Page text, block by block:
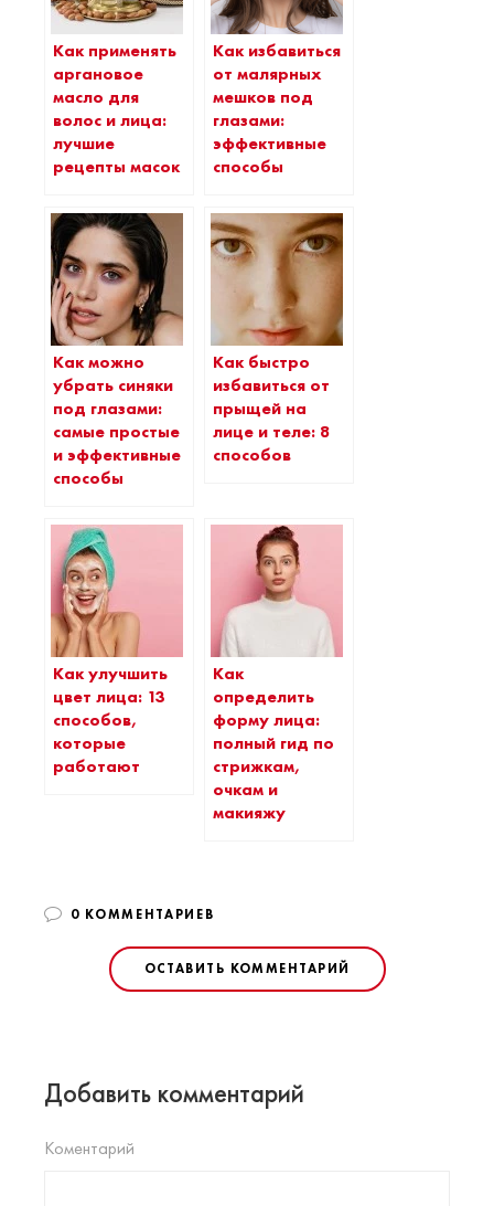
Как применять
аргановое
масло для
волос и лица:
лучшие
рецепты масок
Как избавиться
от малярных
мешков под
глазами:
эффективные
способы
Как можно
убрать синяки
под глазами:
самые простые
и эффективные
способы
Как быстро
избавиться от
прыщей на
лице и теле: 8
способов
Как улучшить
цвет лица: 13
способов,
которые
работают
Как
определить
форму лица:
полный гид по
стрижкам,
очкам и
макияжу
0 КОММЕНТАРИЕВ
ОСТАВИТЬ КОММЕНТАРИЙ
Добавить комментарий
Коментарий